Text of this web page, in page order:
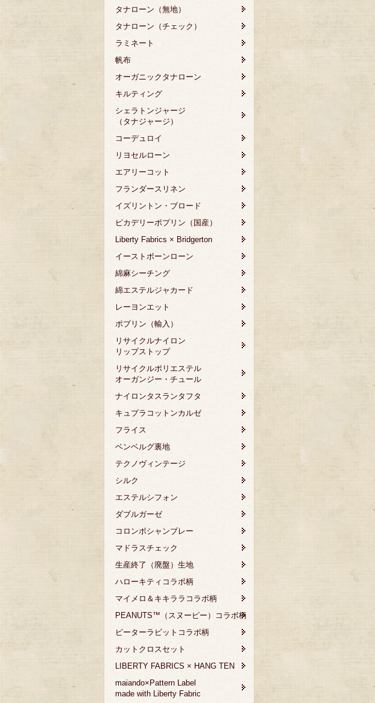
タナローン（無地）
タナローン（チェック）
ラミネート
帆布
オーガニックタナローン
キルティング
シェラトンジャージ
（タナジャージ）
コーデュロイ
リヨセルローン
エアリーコット
フランダースリネン
イズリントン・ブロード
ピカデリーポプリン（国産）
Liberty Fabrics × Bridgerton
イーストボーンローン
綿麻シーチング
綿エステルジャカード
レーヨンエット
ポプリン（輸入）
リサイクルナイロン
リップストップ
リサイクルポリエステル
オーガンジー・チュール
ナイロンタスランタフタ
キュプラコットンカルゼ
フライス
ベンベルグ裏地
テクノヴィンテージ
シルク
エステルシフォン
ダブルガーゼ
コロンボシャンブレー
マドラスチェック
生産終了（廃盤）生地
ハローキティコラボ柄
マイメロ＆キキララコラボ柄
PEANUTS™（スヌーピー）コラボ柄
ピーターラビットコラボ柄
カットクロスセット
LIBERTY FABRICS × HANG TEN
maiando×Pattern Label
made with Liberty Fabric